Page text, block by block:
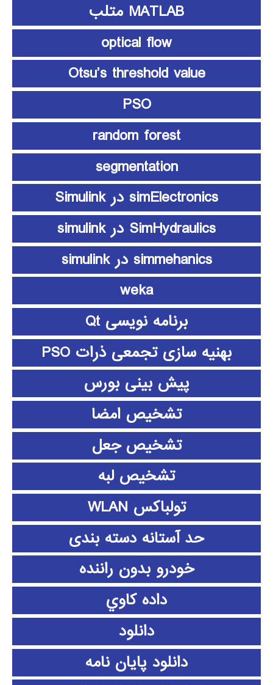
MATLAB متلب
optical flow
Otsu’s threshold value
PSO
random forest
segmentation
simElectronics در Simulink
SimHydraulics در simulink
simmehanics در simulink
weka
برنامه نویسی Qt
بهنیه سازی تجمعی ذرات PSO
پیش بینی بورس
تشخیص امضا
تشخیص جعل
تشخیص لبه
تولباکس WLAN
حد آستانه دسته بندی
خودرو بدون راننده
داده كاوي
دانلود
دانلود پايان نامه